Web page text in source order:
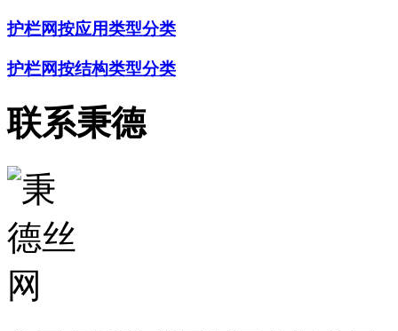
护栏网按应用类型分类
护栏网按结构类型分类
联系秉德